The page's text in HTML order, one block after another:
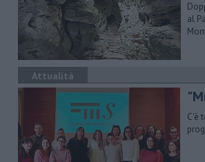
al
Attualità
C'è